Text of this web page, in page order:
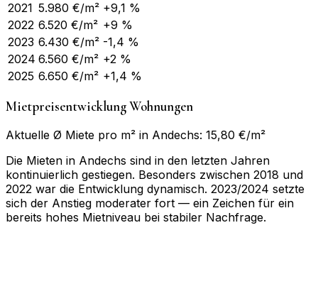
2021 5.980 €/m² +9,1 %
2022 6.520 €/m² +9 %
2023 6.430 €/m² -1,4 %
2024 6.560 €/m² +2 %
2025 6.650 €/m² +1,4 %
Mietpreisentwicklung Wohnungen
Aktuelle Ø Miete pro m² in Andechs: 15,80 €/m²
Die Mieten in Andechs sind in den letzten Jahren
kontinuierlich gestiegen. Besonders zwischen 2018 und
2022 war die Entwicklung dynamisch. 2023/2024 setzte
sich der Anstieg moderater fort — ein Zeichen für ein
bereits hohes Mietniveau bei stabiler Nachfrage.